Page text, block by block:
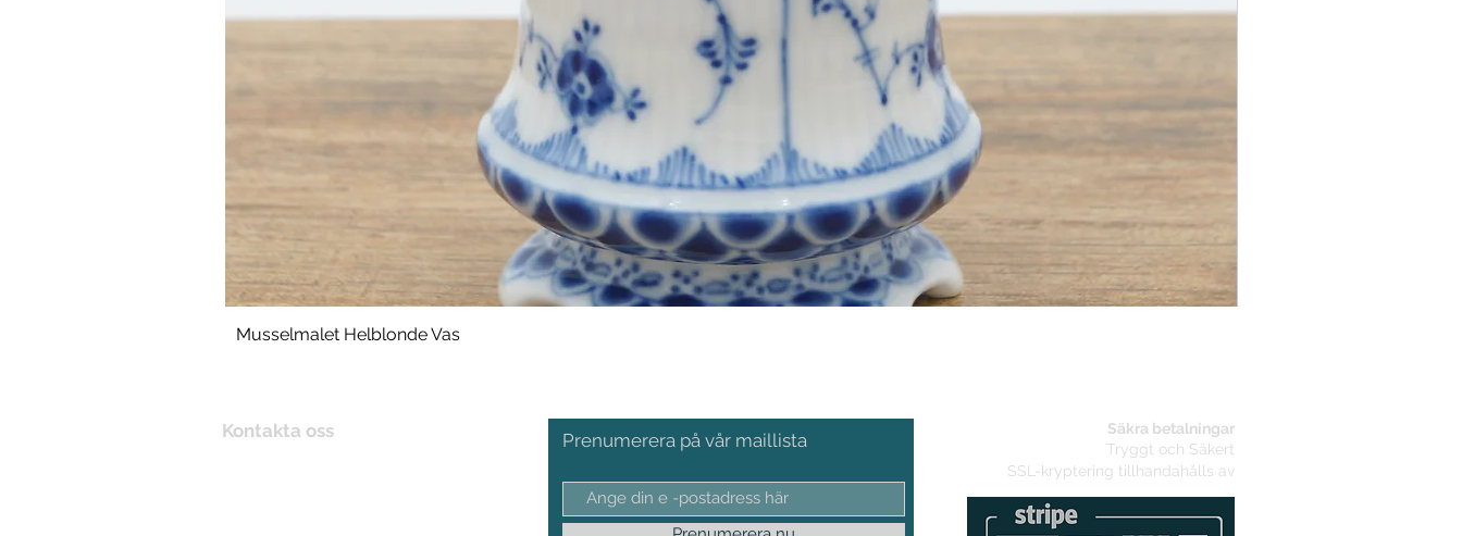
Musselmalet Helblonde Vas
Kontakta oss Prenumerera på vår maillista
Säkra betalningar
Tryggt och Säkert
SSL-kryptering tillhandahålls av